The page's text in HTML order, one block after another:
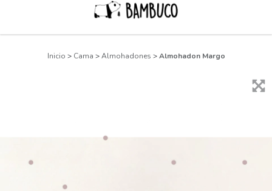
Inicio > Cama > Almohadones > Almohadon Margo